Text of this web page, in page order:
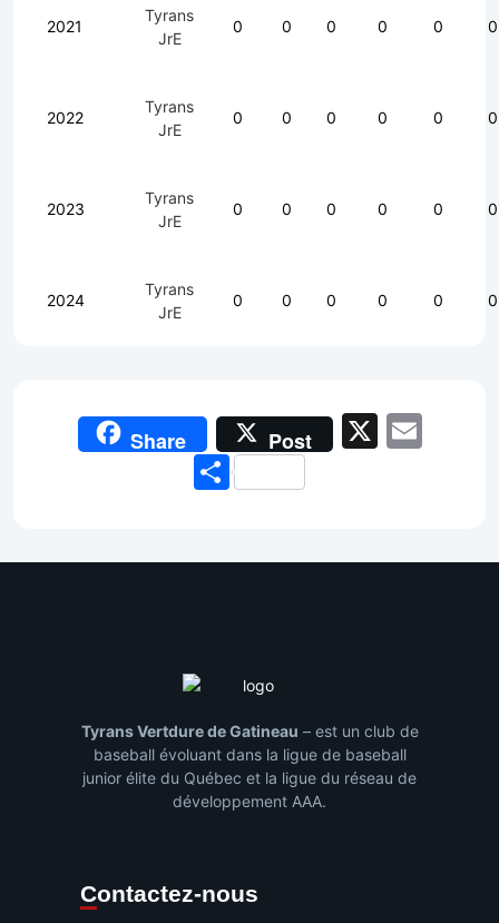
2021
Tyrans
JrE
0 0 0 0 0 0
2022
Tyrans
JrE
0 0 0 0 0 0
2023
Tyrans
JrE
0 0 0 0 0 0
2024
Tyrans
JrE
0 0 0 0 0 0
Share Post X
Share
Tyrans Vertdure de Gatineau – est un club de
baseball évoluant dans la ligue de baseball
junior élite du Québec et la ligue du réseau de
développement AAA.
Contactez-nous